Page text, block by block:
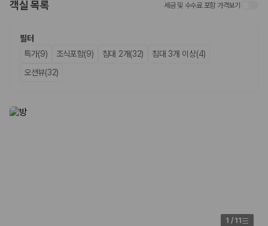
업체별 가격비교:
제주 렌트카 업체별 실시간 예약 가능 차량과 요금
차종별 최저가 비교:
인원에 맞는 차종별 가격을 비교합니다.
보험 조건 비교:일반자차, 완전자차, 슈퍼자차의 면책금과 보상 한
도를 비교합니다.
제주공항 인수 조건 비교:
객실 목록 세금 및 수수료 포함 가격보기
필터
특가(9)
조식포함(9) 침대 2개(32)
침대 3개 이상(4)
오션뷰(32)
1 / 11